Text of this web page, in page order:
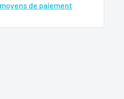
de paiement